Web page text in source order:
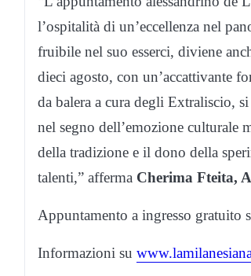
l’ospitalità di un’eccellenza nel
fruibile nel suo esserci, diviene
dieci agosto, con un’accattivante
da balera a cura degli Extraliscio,
nel segno dell’emozione culturale
della tradizione e il dono della
talenti,” afferma Cherima Fteita,
Appuntamento a ingresso gratuito
Informazioni su